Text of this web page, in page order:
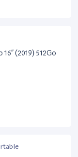
(2019) 512Go